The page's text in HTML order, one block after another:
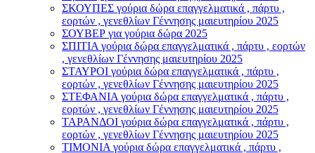
ΣΚΟΥΠΕΣ γούρια δώρα επαγγελματικά , πάρτυ ,
εορτών , γενεθλίων Γέννησης μαιευτηρίου 2025
ΣΟΥΒΕΡ για γούρια δώρα 2025
ΣΠΙΤΙΑ γούρια δώρα επαγγελματικά , πάρτυ , εορτών
, γενεθλίων Γέννησης μαιευτηρίου 2025
ΣΤΑΥΡΟI γούρια δώρα επαγγελματικά , πάρτυ ,
εορτών , γενεθλίων Γέννησης μαιευτηρίου 2025
ΣΤΕΦΑΝΙΑ γούρια δώρα επαγγελματικά , πάρτυ ,
εορτών , γενεθλίων Γέννησης μαιευτηρίου 2025
ΤΑΡΑΝΔΟΙ γούρια δώρα επαγγελματικά , πάρτυ ,
εορτών , γενεθλίων Γέννησης μαιευτηρίου 2025
ΤΙΜΟΝΙA γούρια δώρα επαγγελματικά , πάρτυ ,